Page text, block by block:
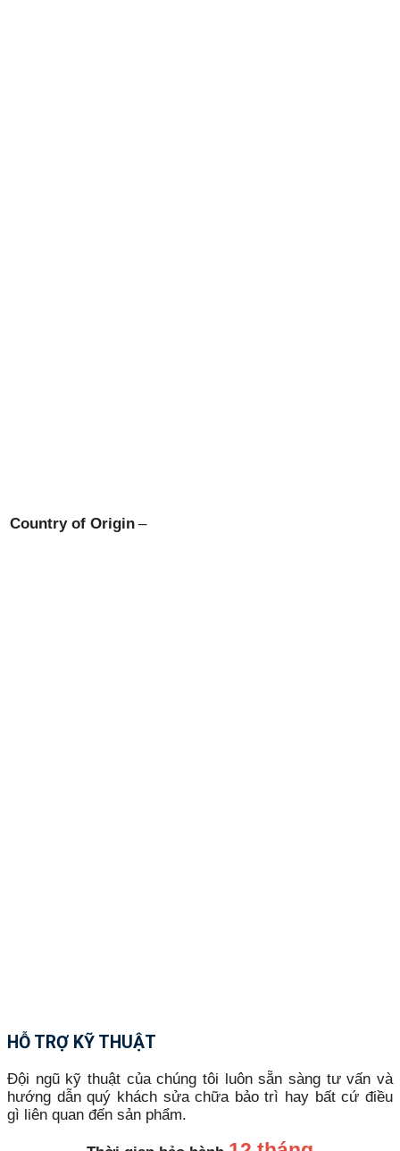
Country of Origin –
HỖ TRỢ KỸ THUẬT
Đội ngũ kỹ thuật của chúng tôi luôn sẵn sàng tư vấn và
hướng dẫn quý khách sửa chữa bảo trì hay bất cứ điều
gì liên quan đến sản phẩm.